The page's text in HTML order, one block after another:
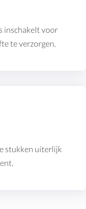
inschakelt voor
te verzorgen.
stukken uiterlijk